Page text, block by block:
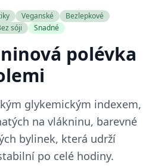
Veganské
Bezlepkové
sóji Snadné
polévka
glykemickým indexem,
na vlákninu, barevné
bylinek, která udrží
po celé hodiny.